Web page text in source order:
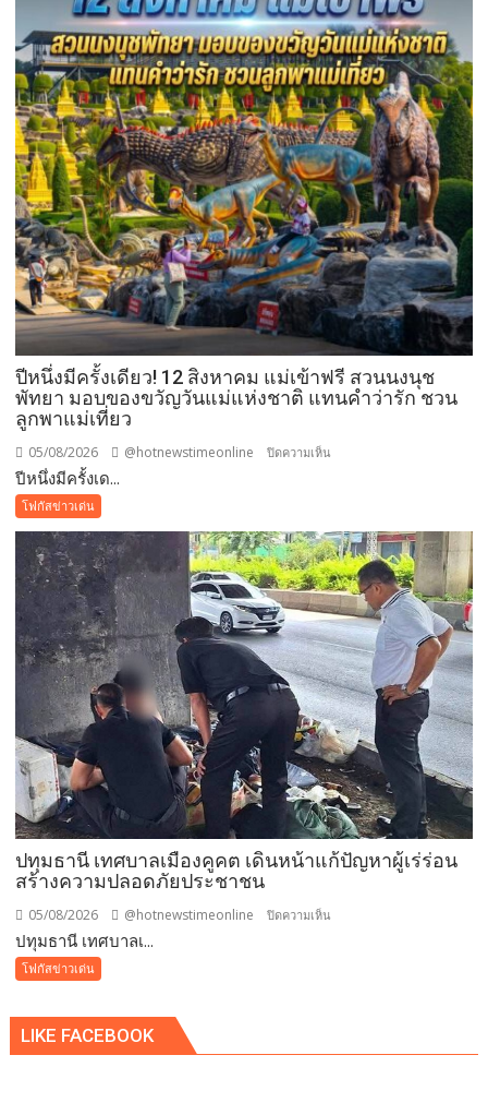
”
ส่ง
เสริม
โรงเรียน
สุข
ภาวะ
ดี
ด้วย
จุลินทรีย์”
(
Healthy
school)
เสริม
ความ
รู้
เยาวชน
จัดการ
ปีหนึ่งมีครั้งเดียว! 12 สิงหาคม แม่เข้าฟรี สวนนงนุช
พัทยา มอบของขวัญวันแม่แห่งชาติ แทนคำว่ารัก ชวน
ลูกพาแม่เที่ยว
05/08/2026 @hotnewstimeonline ปิดความเห็น
ครั้ง
เดียว!
12
สิงหาคม
แม่
เข้า
ฟรี
สวน
นงนุช
พัทยา
มอบ
ของ
ขวัญ
วัน
ชวน
ปีหนึ่งมีครั้งเด...
โฟกัสข่าวเด่น
ปทุมธานี เทศบาลเมืองคูคต เดินหน้าแก้ปัญหาผู้เร่ร่อน
สร้างความปลอดภัยประชาชน
05/08/2026 @hotnewstimeonline ปิดความเห็น
หน้า
ปทุมธานี เทศบาลเ...
โฟกัสข่าวเด่น
LIKE FACEBOOK